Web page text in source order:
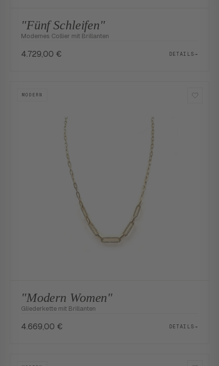
"Fünf Schleifen"
Modernes Collier mit Brillanten
4.729,00 € DETAILS→
MODERN
"Modern Women"
Gliederkette mit Brillanten
4.669,00 € DETAILS→